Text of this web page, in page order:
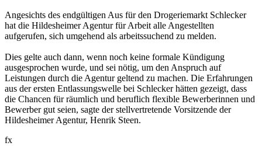
Angesichts des endgültigen Aus für den Drogeriemarkt Schlecker
hat die Hildesheimer Agentur für Arbeit alle Angestellten
aufgerufen, sich umgehend als arbeitssuchend zu melden.
Dies gelte auch dann, wenn noch keine formale Kündigung
ausgesprochen wurde, und sei nötig, um den Anspruch auf
Leistungen durch die Agentur geltend zu machen. Die Erfahrungen
aus der ersten Entlassungswelle bei Schlecker hätten gezeigt, dass
die Chancen für räumlich und beruflich flexible Bewerberinnen und
Bewerber gut seien, sagte der stellvertretende Vorsitzende der
Hildesheimer Agentur, Henrik Steen.
fx